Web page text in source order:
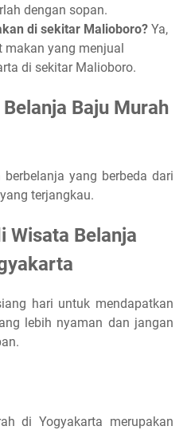
dengan sopan.
di sekitar Malioboro? Ya,
makan yang menjual
di sekitar Malioboro.
Baju Murah
yang berbeda dari
terjangkau.
Wisata Belanja
hari untuk mendapatkan
lebih nyaman dan jangan
di Yogyakarta merupakan